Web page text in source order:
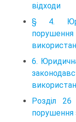
відходи
§ 4.
6.
Розділ 26
порушення